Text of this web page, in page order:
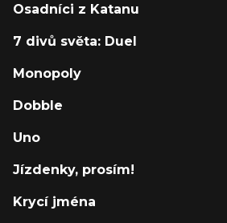
Osadníci z Katanu
7 divů světa: Duel
Monopoly
Dobble
Uno
Jízdenky, prosím!
Krycí jména